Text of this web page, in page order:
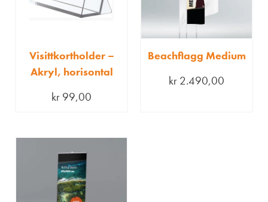
Visittkortholder –
Akryl, horisontal
kr 99,00
Beachflagg Medium
kr 2.490,00